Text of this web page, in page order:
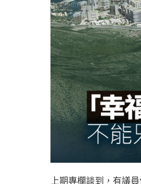
上期專欄談到，有議